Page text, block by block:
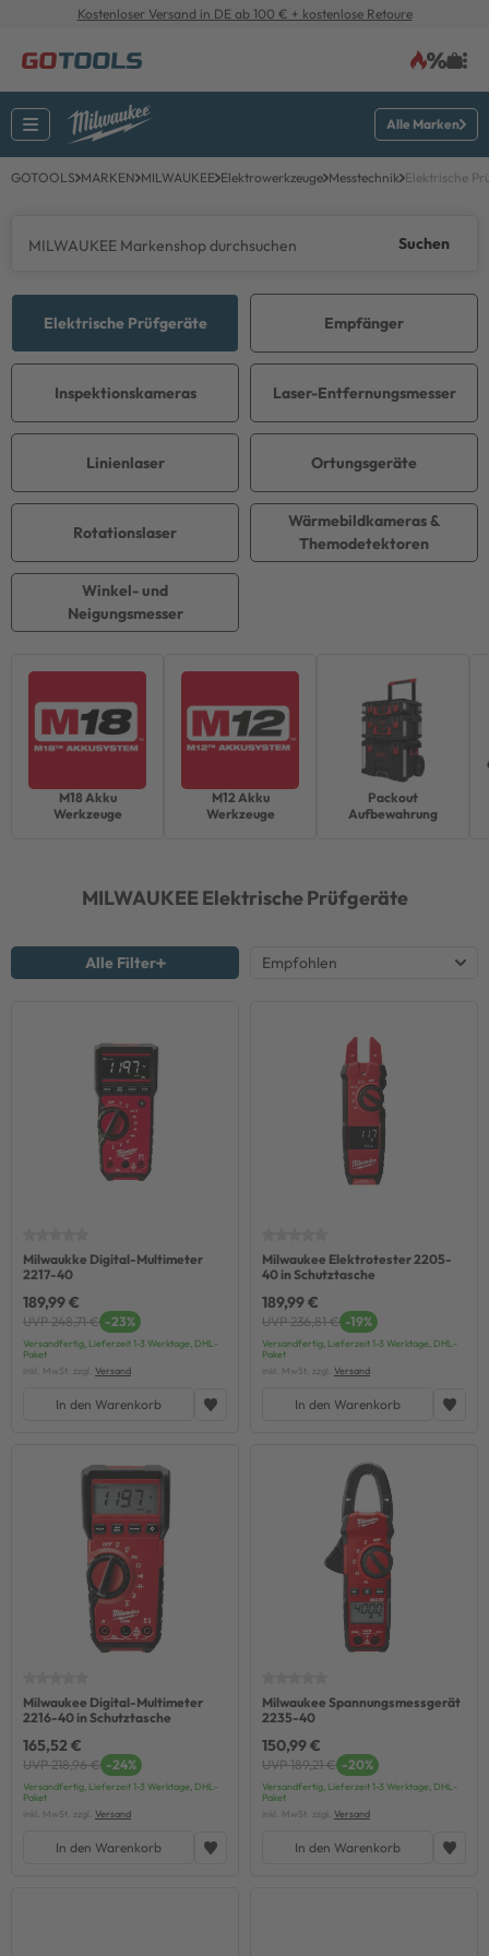
Kostenloser Versand in DE ab 100 € + kostenlose Retoure
Alle Marken
GOTOOLS MARKEN MILWAUKEE Elektrowerkzeuge Messtechnik Elektrische
Suchen
Inspektionskameras
Empfänger
Rotationslaser
Linienlaser Ortungsgeräte
Laser-Entfernungsmesser
Wärmebildkameras &
Themodetektoren
Winkel- und
Neigungsmesser
Elektrische Prüfgeräte
M18 Akku
Werkzeuge
M12 Akku
Werkzeuge
Packout
Aufbewahrung
MILWAUKEE Elektrische Prüfgeräte
Alle Filter
Milwaukke Digital-Multimeter
2217-40
189,99 €
UVP 248,71 € -23%
Versandfertig, Lieferzeit 1-3 Werktage, DHL-
Paket
inkl. MwSt. zzgl. Versand
In den Warenkorb
Milwaukee Elektrotester 2205-
40 in Schutztasche
189,99 €
UVP 236,81 € -19%
Versandfertig, Lieferzeit 1-3 Werktage, DHL-
Paket
inkl. MwSt. zzgl. Versand
In den Warenkorb
Milwaukee Digital-Multimeter
2216-40 in Schutztasche
165,52 €
UVP 218,96 € -24%
Versandfertig, Lieferzeit 1-3 Werktage, DHL-
Paket
inkl. MwSt. zzgl. Versand
In den Warenkorb
Milwaukee Spannungsmessgerät
2235-40
150,99 €
UVP 189,21 € -20%
Versandfertig, Lieferzeit 1-3 Werktage, DHL-
Paket
inkl. MwSt. zzgl. Versand
In den Warenkorb